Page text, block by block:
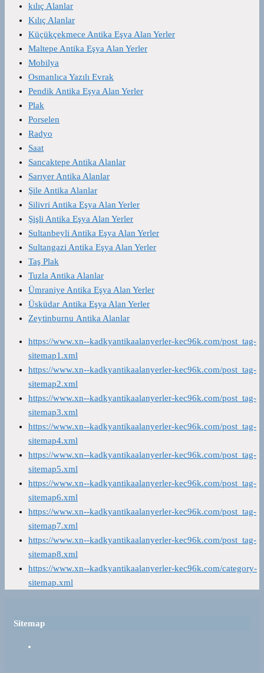
kılıç Alanlar
Kılıç Alanlar
Küçükçekmece Antika Eşya Alan Yerler
Maltepe Antika Eşya Alan Yerler
Mobilya
Osmanlıca Yazılı Evrak
Pendik Antika Eşya Alan Yerler
Plak
Porselen
Radyo
Saat
Sancaktepe Antika Alanlar
Sarıyer Antika Alanlar
Şile Antika Alanlar
Silivri Antika Eşya Alan Yerler
Şişli Antika Eşya Alan Yerler
Sultanbeyli Antika Eşya Alan Yerler
Sultangazi Antika Eşya Alan Yerler
Taş Plak
Tuzla Antika Alanlar
Ümraniye Antika Eşya Alan Yerler
Üsküdar Antika Eşya Alan Yerler
Zeytinburnu Antika Alanlar
https://www.xn--kadkyantikaalanyerler-kec96k.com/post_tag-
sitemap1.xml
https://www.xn--kadkyantikaalanyerler-kec96k.com/post_tag-
sitemap2.xml
https://www.xn--kadkyantikaalanyerler-kec96k.com/post_tag-
sitemap3.xml
https://www.xn--kadkyantikaalanyerler-kec96k.com/post_tag-
sitemap4.xml
https://www.xn--kadkyantikaalanyerler-kec96k.com/post_tag-
sitemap5.xml
https://www.xn--kadkyantikaalanyerler-kec96k.com/post_tag-
sitemap6.xml
https://www.xn--kadkyantikaalanyerler-kec96k.com/post_tag-
sitemap7.xml
https://www.xn--kadkyantikaalanyerler-kec96k.com/post_tag-
sitemap8.xml
https://www.xn--kadkyantikaalanyerler-kec96k.com/category-
sitemap.xml
Sitemap